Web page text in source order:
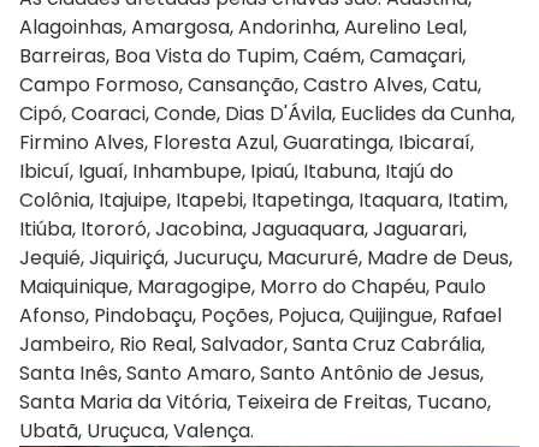
Alagoinhas, Amargosa, Andorinha, Aurelino Leal,
Barreiras, Boa Vista do Tupim, Caém, Camaçari,
Campo Formoso, Cansanção, Castro Alves, Catu,
Cipó, Coaraci, Conde, Dias D'Ávila, Euclides da Cunha,
Firmino Alves, Floresta Azul, Guaratinga, Ibicaraí,
Ibicuí, Iguaí, Inhambupe, Ipiaú, Itabuna, ⁠Itajú do
Colônia, Itajuipe, Itapebi, Itapetinga, Itaquara, Itatim,
Itiúba, Itororó, Jacobina, Jaguaquara, Jaguarari,
Jequié, Jiquiriçá, Jucuruçu, Macururé, Madre de Deus,
Maiquinique, Maragogipe, Morro do Chapéu, Paulo
Afonso, Pindobaçu, Poções, Pojuca, Quijingue, Rafael
Jambeiro, Rio Real, Salvador, Santa Cruz Cabrália,
Santa Inês, Santo Amaro, Santo Antônio de Jesus,
Santa Maria da Vitória, Teixeira de Freitas, Tucano,
Ubatã, Uruçuca, Valença.